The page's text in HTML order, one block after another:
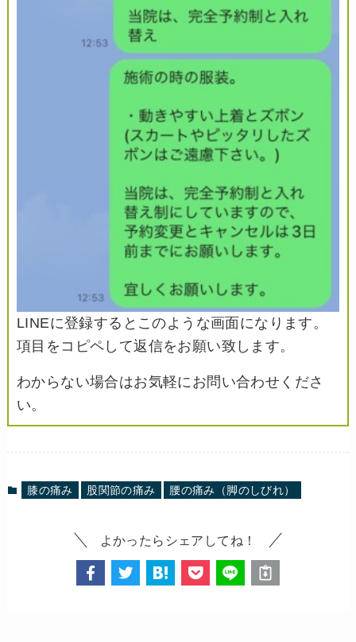
LINEに登録するとこのような画面になります。
項目をコピペして返信をお願い致します。
わからない場合はお気軽にお問い合わせくださ
い。
膝の痛み 股関節の痛み 腰の痛み（脚のしびれ）
よかったらシェアしてね！